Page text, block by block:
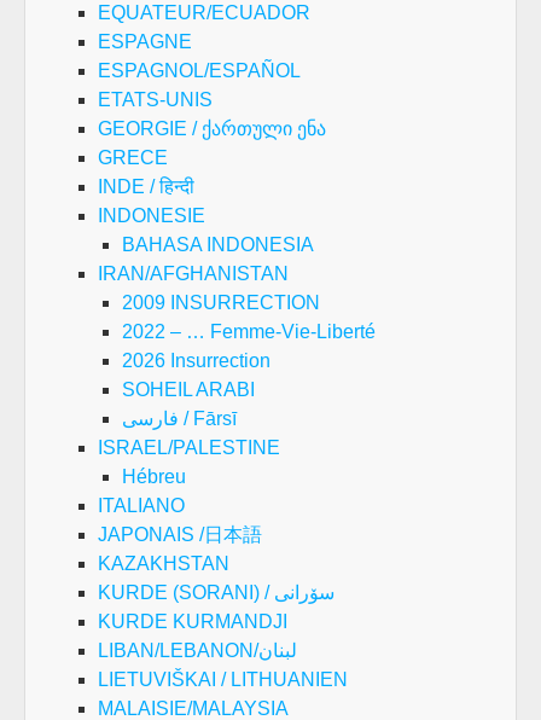
EQUATEUR/ECUADOR
ESPAGNE
ESPAGNOL/ESPAÑOL
ETATS-UNIS
GEORGIE / ქართული ენა
GRECE
INDE / हिन्दी
INDONESIE
BAHASA INDONESIA
IRAN/AFGHANISTAN
2009 INSURRECTION
2022 – … Femme-Vie-Liberté
2026 Insurrection
SOHEIL ARABI
فارسی / Fārsī
ISRAEL/PALESTINE
Hébreu
ITALIANO
JAPONAIS /日本語
KAZAKHSTAN
KURDE (SORANI) / سۆرانی
KURDE KURMANDJI
LIBAN/LEBANON/لبنان
LIETUVIŠKAI / LITHUANIEN
MALAISIE/MALAYSIA